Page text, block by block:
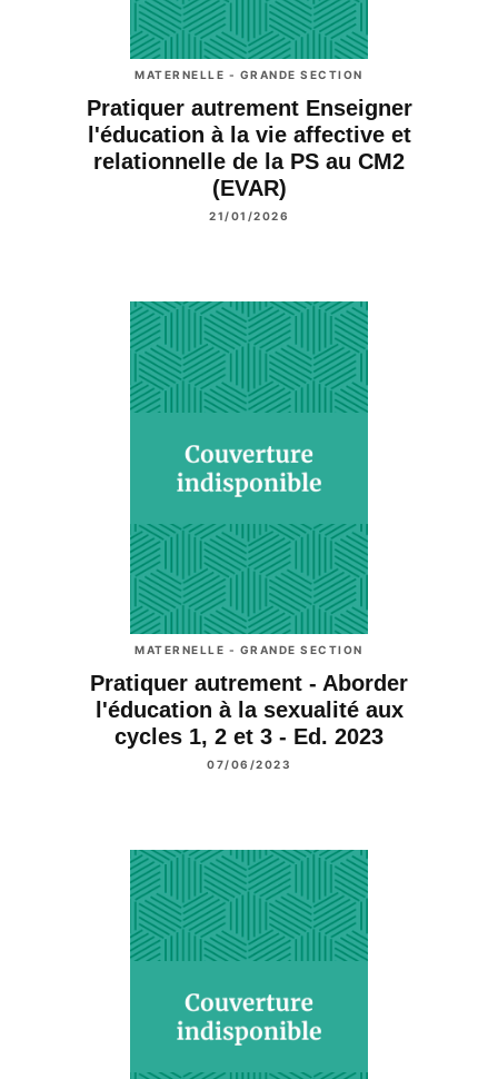
MATERNELLE - GRANDE SECTION
Pratiquer autrement Enseigner
l'éducation à la vie affective et
relationnelle de la PS au CM2
(EVAR)
21/01/2026
MATERNELLE - GRANDE SECTION
Pratiquer autrement - Aborder
l'éducation à la sexualité aux
cycles 1, 2 et 3 - Ed. 2023
07/06/2023